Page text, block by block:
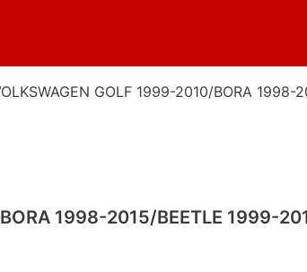
GOLF 1999-2010/BORA
1998-2015/BEETLE 1999-